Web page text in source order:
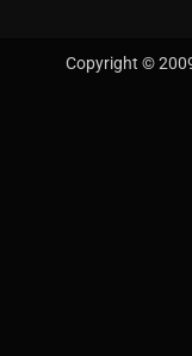
Copyright ©